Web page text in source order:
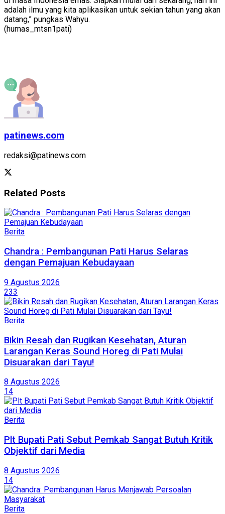
adalah ilmu yang kita aplikasikan untuk sekian tahun yang akan
datang,” pungkas Wahyu.
(humas_mtsn1pati)
patinews.com
redaksi@patinews.com
Related Posts
Berita
Chandra : Pembangunan Pati Harus Selaras
dengan Pemajuan Kebudayaan
9 Agustus 2026
233
Berita
Bikin Resah dan Rugikan Kesehatan, Aturan
Larangan Keras Sound Horeg di Pati Mulai
Disuarakan dari Tayu!
8 Agustus 2026
14
Berita
Plt Bupati Pati Sebut Pemkab Sangat Butuh Kritik
Objektif dari Media
8 Agustus 2026
14
Berita